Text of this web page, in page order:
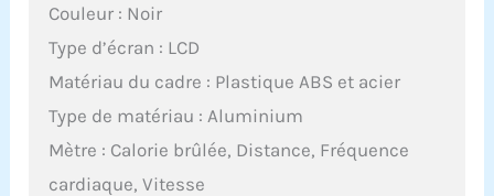
Couleur : Noir
Type d’écran : LCD
Matériau du cadre : Plastique ABS et acier
Type de matériau : Aluminium
Mètre : Calorie brûlée, Distance, Fréquence
cardiaque, Vitesse